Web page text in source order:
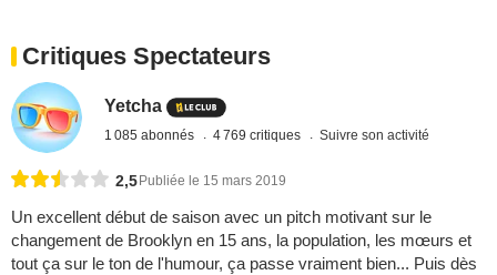
Critiques Spectateurs
Yetcha
1 085 abonnés 4 769 critiques Suivre son activité
2,5 Publiée le 15 mars 2019
Un excellent début de saison avec un pitch motivant sur le
changement de Brooklyn en 15 ans, la population, les mœurs et
tout ça sur le ton de l'humour, ça passe vraiment bien... Puis dès